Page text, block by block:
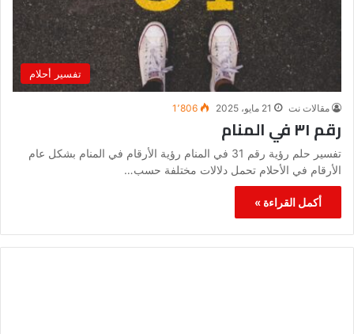
تفسير أحلام
مقالات نت 21 مايو، 2025 1٬806
رقم ٣١ في المنام
تفسير حلم رؤية رقم 31 في المنام رؤية الأرقام في المنام بشكل عام
الأرقام في الأحلام تحمل دلالات مختلفة حسب…
أكمل القراءة »